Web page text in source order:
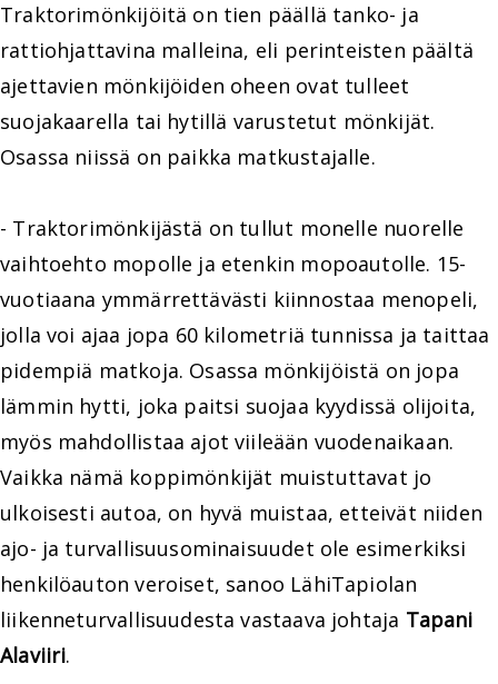
Traktorimönkijöitä on tien päällä tanko- ja
rattiohjattavina malleina, eli perinteisten päältä
ajettavien mönkijöiden oheen ovat tulleet
suojakaarella tai hytillä varustetut mönkijät.
Osassa niissä on paikka matkustajalle.
- Traktorimönkijästä on tullut monelle nuorelle
vaihtoehto mopolle ja etenkin mopoautolle. 15-
vuotiaana ymmärrettävästi kiinnostaa menopeli,
jolla voi ajaa jopa 60 kilometriä tunnissa ja taittaa
pidempiä matkoja. Osassa mönkijöistä on jopa
lämmin hytti, joka paitsi suojaa kyydissä olijoita,
myös mahdollistaa ajot viileään vuodenaikaan.
Vaikka nämä koppimönkijät muistuttavat jo
ulkoisesti autoa, on hyvä muistaa, etteivät niiden
ajo- ja turvallisuusominaisuudet ole esimerkiksi
henkilöauton veroiset, sanoo LähiTapiolan
liikenneturvallisuudesta vastaava johtaja Tapani
Alaviiri.